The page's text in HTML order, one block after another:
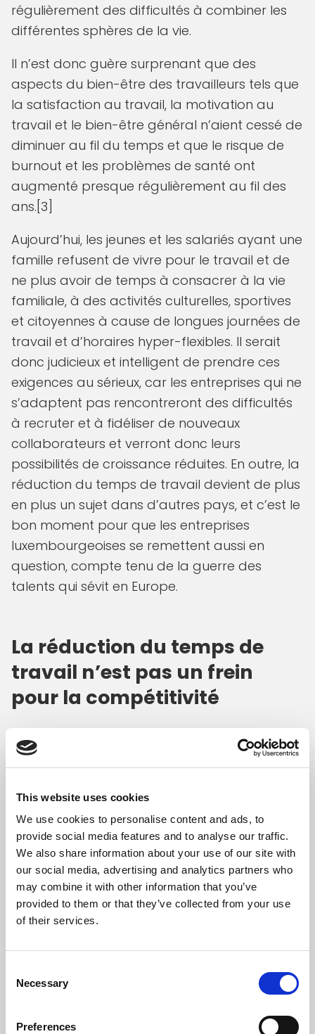
This website uses cookies
We use cookies to personalise content and ads, to
provide social media features and to analyse our traffic.
We also share information about your use of our site with
our social media, advertising and analytics partners who
may combine it with other information that you’ve
provided to them or that they’ve collected from your use
of their services.
Selection
Necessary
Preferences
régulièrement des difficultés à combiner les
différentes sphères de la vie.
Il n’est donc guère surprenant que des
aspects du bien-être des travailleurs tels que
la satisfaction au travail, la motivation au
travail et le bien-être général n’aient cessé de
diminuer au fil du temps et que le risque de
burnout et les problèmes de santé ont
augmenté presque régulièrement au fil des
ans.[3]
Aujourd’hui, les jeunes et les salariés ayant une
famille refusent de vivre pour le travail et de
ne plus avoir de temps à consacrer à la vie
familiale, à des activités culturelles, sportives
et citoyennes à cause de longues journées de
travail et d’horaires hyper-flexibles. Il serait
donc judicieux et intelligent de prendre ces
exigences au sérieux, car les entreprises qui ne
s’adaptent pas rencontreront des difficultés
à recruter et à fidéliser de nouveaux
collaborateurs et verront donc leurs
possibilités de croissance réduites. En outre, la
réduction du temps de travail devient de plus
en plus un sujet dans d’autres pays, et c’est le
bon moment pour que les entreprises
luxembourgeoises se remettent aussi en
question, compte tenu de la guerre des
talents qui sévit en Europe.
La réduction du temps de
travail n’est pas un frein
pour la compétitivité
Malheureusement, comme pour toutes les
demandes antérieures de réduction du
passées de 12 heures par jour sur sept jours
(fin du XIXe siècle) à 8 heures par jour dans
une semaine de cinq jours, les représentants
des employeurs utilisent la même rhétorique
culpabilisante pour argumenter contre la
réduction du temps de travail : Travailler
moins d’heures aurait un effet négatif sur la
pourtant le contraire qui s’est produit depuis
temps de travail.